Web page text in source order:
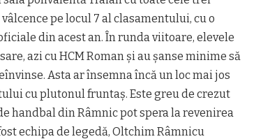
pe locul 7 al clasamentului, cu o
din acest an. În runda viitoare, elevele
azi cu HCM Roman și au șanse minime să
Asta ar însemna încă un loc mai jos
cu plutonul fruntaș. Este greu de crezut
handbal din Râmnic pot spera la revenirea
echipa de legedă, Oltchim Râmnicu